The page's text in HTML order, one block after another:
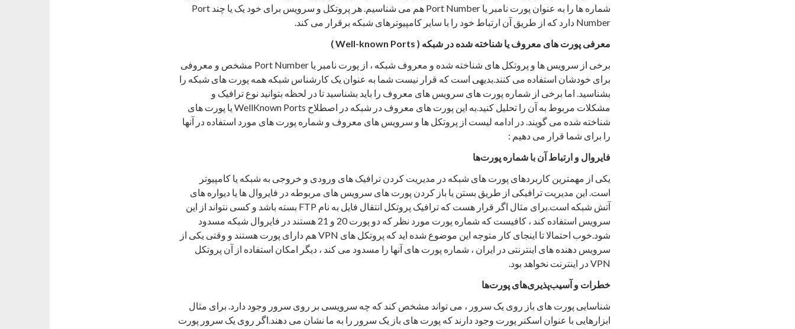
شماره ها را به عنوان پورت نامبر یا Port Number هم می شناسیم. هر پروتکل و سرویس برای خود یک یا چند Port
Number دارد که از طریق آن ارتباط خود را با سایر کامپیوترهای شبکه برقرار می کند.
معرفی پورت های معروف یا شناخته شده در شبکه ( Well-known Ports )
برخی از سرویس ها و پروتکل های شناخته شده و معروف شبکه ، از پورت نامبر یا Port Number مشخص و معروفی
برای خودشان استفاده می کنند.بدیهی است که قرار نیست شما به عنوان یک کارشناس شبکه همه پورت های شبکه را
بشناسید. اما برخی از شماره پورت های سرویس های معروف را باید بشناسید تا در لحظه بتوانید نوع ترافیک و
مشکلات مربوط به آن را تحلیل کنید.به این پورت های معروف در شبکه در اصطلاح WellKnown Ports یا پورت های
شناخته شده می گویند. در ادامه لیست از پروتکل ها و سرویس های معروف و شماره پورت های مورد استفاده در آنها
را برای شما قرار می دهیم :
فایروال و ارتباط آن با شماره پورت‌ها
یکی از مهمترین کاربردهای پورت های شبکه در مدیریت کردن ترافیک های ورودی و خروجی به شبکه یا کامپیوتر
است. این مدیریت ترافیکی از طریق بستن یا باز کردن پورت های سرویس های مربوطه در فایروال ها یا دیواره های
آتش شبکه است.برای مثال اگر قرار هست که ترافیک پروتکل انتقال فایل به نام FTP بسته باشد و کسی نتواند از این
سرویس استفاده کند ، کافیست که شماره پورت مورد نظر که دو پورت 20 و 21 هستند در فایروال شبکه مسدود
شود.خوب احتمالا تا اینجای کار متوجه این موضوع شده اید که پروتکل های VPN هم دارای پورت هستند و وقتی یکی از
سرویس دهنده های اینترنتی در ایران ، شماره پورت های آنها را مسدود می کند ، دیگر امکان استفاده از آن پروتکل
VPN در اینترنت نخواهد بود.
خطرات و آسیب‌پذیری‌های پورت‌ها
شناسایی پورت های باز روی یک سرور ، می تواند مشخص کند که چه سرویسی بر روی سرور وجود دارد. برای مثال
ابزارهایی با عنوان اسکنر پورت وجود دارند که پورت های باز یک سرور را به ما نشان می دهند.اگر روی یک سرور پورت